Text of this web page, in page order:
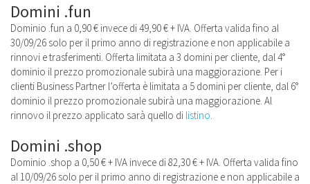
Domini .fun
Dominio .fun a 0,90 € invece di 49,90 € + IVA. Offerta valida fino al
30/09/26 solo per il primo anno di registrazione e non applicabile a
rinnovi e trasferimenti. Offerta limitata a 3 domini per cliente, dal 4°
dominio il prezzo promozionale subirà una maggiorazione. Per i
clienti Business Partner l’offerta è limitata a 5 domini per cliente, dal 6°
dominio il prezzo promozionale subirà una maggiorazione. Al
rinnovo il prezzo applicato sarà quello di listino.
Domini .shop
Dominio .shop a 0,50 € + IVA invece di 82,30 € + IVA. Offerta valida fino
al 10/09/26 solo per il primo anno di registrazione e non applicabile a